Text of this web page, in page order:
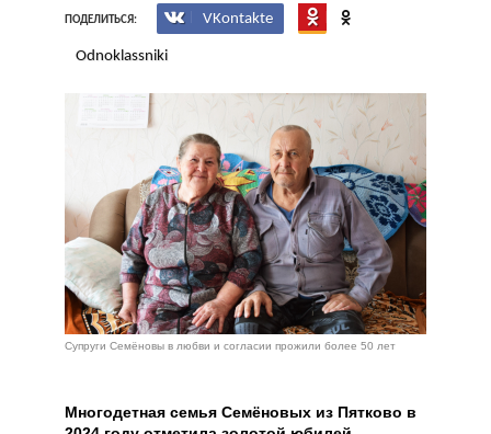
ПОДЕЛИТЬСЯ: VKontakte
Odnoklassniki
Супруги Семёновы в любви и согласии прожили более 50 лет
Многодетная семья Семёновых из Пятково в